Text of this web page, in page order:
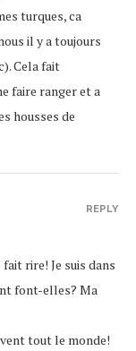
turques, ca
il y a toujours
Cela fait
faire ranger et a
housses de
rire! Je suis dans
font-elles? Ma
tout le monde!
REPLY